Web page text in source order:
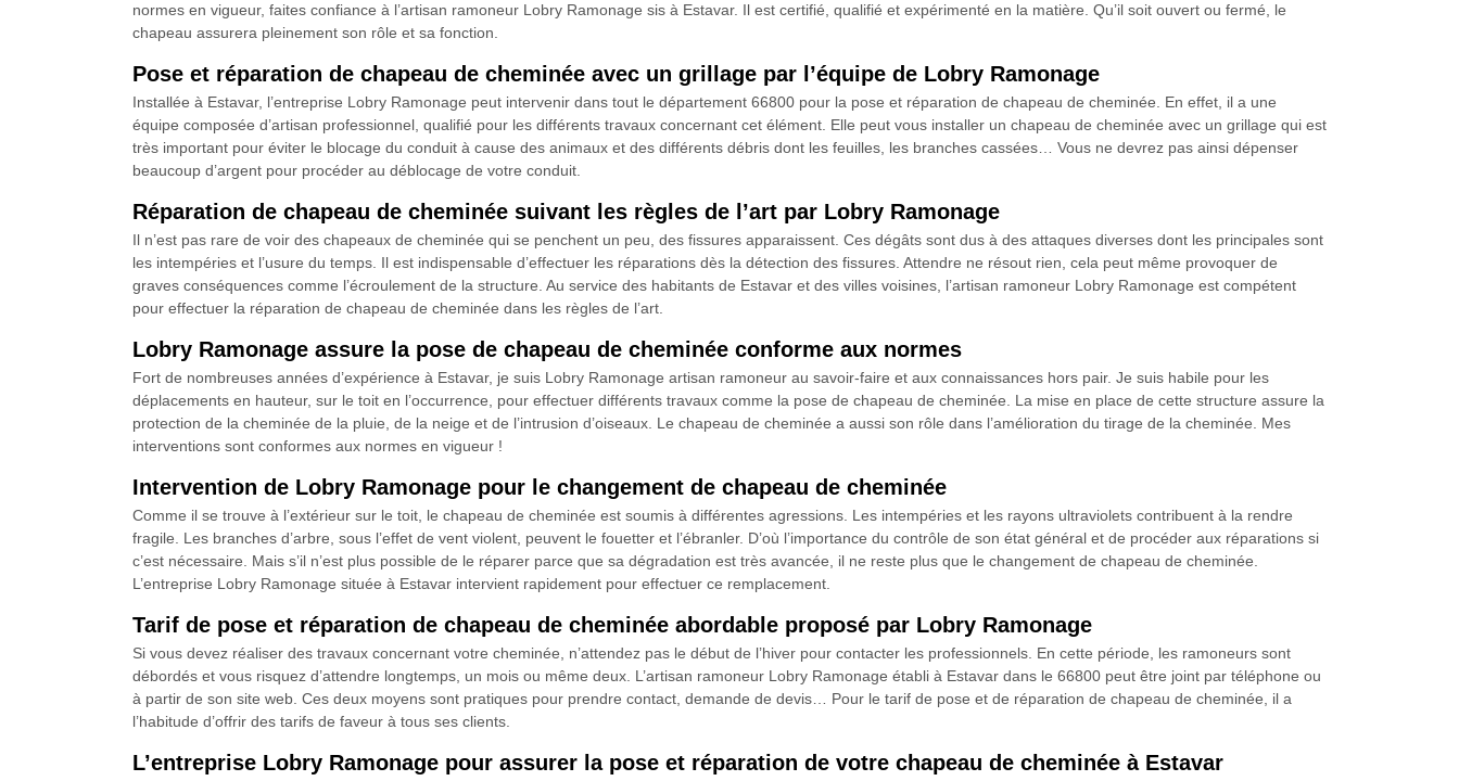
normes en vigueur, faites confiance à l’artisan ramoneur Lobry Ramonage sis à Estavar. Il est certifié, qualifié et expérimenté en la matière. Qu’il soit ouvert ou fermé, le
chapeau assurera pleinement son rôle et sa fonction.
Pose et réparation de chapeau de cheminée avec un grillage par l’équipe de Lobry Ramonage
Installée à Estavar, l’entreprise Lobry Ramonage peut intervenir dans tout le département 66800 pour la pose et réparation de chapeau de cheminée. En effet, il a une
équipe composée d’artisan professionnel, qualifié pour les différents travaux concernant cet élément. Elle peut vous installer un chapeau de cheminée avec un grillage qui est
très important pour éviter le blocage du conduit à cause des animaux et des différents débris dont les feuilles, les branches cassées… Vous ne devrez pas ainsi dépenser
beaucoup d’argent pour procéder au déblocage de votre conduit.
Réparation de chapeau de cheminée suivant les règles de l’art par Lobry Ramonage
Il n’est pas rare de voir des chapeaux de cheminée qui se penchent un peu, des fissures apparaissent. Ces dégâts sont dus à des attaques diverses dont les principales sont
les intempéries et l’usure du temps. Il est indispensable d’effectuer les réparations dès la détection des fissures. Attendre ne résout rien, cela peut même provoquer de
graves conséquences comme l’écroulement de la structure. Au service des habitants de Estavar et des villes voisines, l’artisan ramoneur Lobry Ramonage est compétent
pour effectuer la réparation de chapeau de cheminée dans les règles de l’art.
Lobry Ramonage assure la pose de chapeau de cheminée conforme aux normes
Fort de nombreuses années d’expérience à Estavar, je suis Lobry Ramonage artisan ramoneur au savoir-faire et aux connaissances hors pair. Je suis habile pour les
déplacements en hauteur, sur le toit en l’occurrence, pour effectuer différents travaux comme la pose de chapeau de cheminée. La mise en place de cette structure assure la
protection de la cheminée de la pluie, de la neige et de l’intrusion d’oiseaux. Le chapeau de cheminée a aussi son rôle dans l’amélioration du tirage de la cheminée. Mes
interventions sont conformes aux normes en vigueur !
Intervention de Lobry Ramonage pour le changement de chapeau de cheminée
Comme il se trouve à l’extérieur sur le toit, le chapeau de cheminée est soumis à différentes agressions. Les intempéries et les rayons ultraviolets contribuent à la rendre
fragile. Les branches d’arbre, sous l’effet de vent violent, peuvent le fouetter et l’ébranler. D’où l’importance du contrôle de son état général et de procéder aux réparations si
c’est nécessaire. Mais s’il n’est plus possible de le réparer parce que sa dégradation est très avancée, il ne reste plus que le changement de chapeau de cheminée.
L’entreprise Lobry Ramonage située à Estavar intervient rapidement pour effectuer ce remplacement.
Tarif de pose et réparation de chapeau de cheminée abordable proposé par Lobry Ramonage
Si vous devez réaliser des travaux concernant votre cheminée, n’attendez pas le début de l’hiver pour contacter les professionnels. En cette période, les ramoneurs sont
débordés et vous risquez d’attendre longtemps, un mois ou même deux. L’artisan ramoneur Lobry Ramonage établi à Estavar dans le 66800 peut être joint par téléphone ou
à partir de son site web. Ces deux moyens sont pratiques pour prendre contact, demande de devis… Pour le tarif de pose et de réparation de chapeau de cheminée, il a
l’habitude d’offrir des tarifs de faveur à tous ses clients.
L’entreprise Lobry Ramonage pour assurer la pose et réparation de votre chapeau de cheminée à Estavar